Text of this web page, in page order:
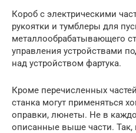
Короб с электрическими
рукоятки и тумблеры для
металлообрабатывающего
управления устройствами
над устройством фартука.
Кроме перечисленных
станка могут применяться
оправки, люнеты. Не в
описанные выше части. Так,